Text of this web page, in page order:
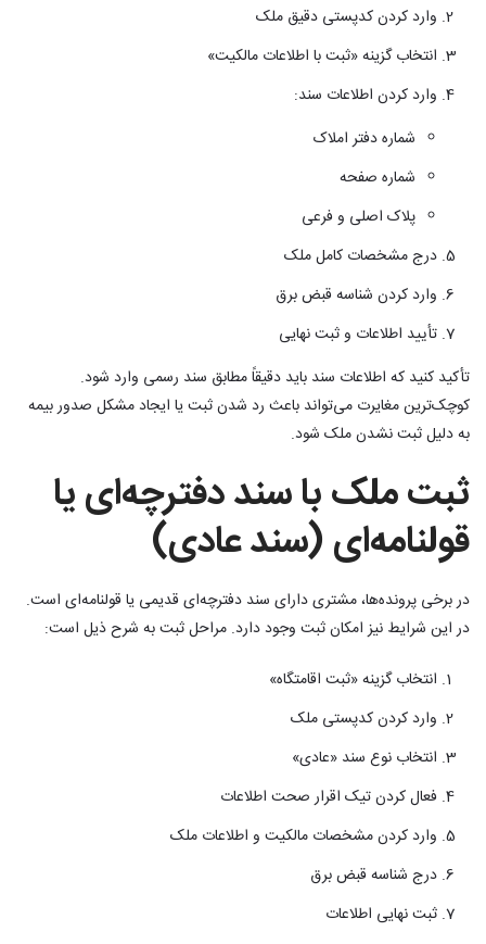
وارد کردن کدپستی دقیق ملک
انتخاب گزینه «ثبت با اطلاعات مالکیت»
وارد کردن اطلاعات سند:
شماره دفتر املاک
شماره صفحه
پلاک اصلی و فرعی
درج مشخصات کامل ملک
وارد کردن شناسه قبض برق
تأیید اطلاعات و ثبت نهایی
تأکید کنید که اطلاعات سند باید دقیقاً مطابق سند رسمی وارد شود.
کوچک‌ترین مغایرت می‌تواند باعث رد شدن ثبت یا ایجاد مشکل صدور بیمه
به دلیل ثبت نشدن ملک شود.
ثبت ملک با سند دفترچه‌ای یا
قولنامه‌ای (سند عادی)
در برخی پرونده‌ها، مشتری دارای سند دفترچه‌ای قدیمی یا قولنامه‌ای است.
در این شرایط نیز امکان ثبت وجود دارد. مراحل ثبت به شرح ذیل است‌:
انتخاب گزینه «ثبت اقامتگاه»
وارد کردن کدپستی ملک
انتخاب نوع سند «عادی»
فعال کردن تیک اقرار صحت اطلاعات
وارد کردن مشخصات مالکیت و اطلاعات ملک
درج شناسه قبض برق
ثبت نهایی اطلاعات